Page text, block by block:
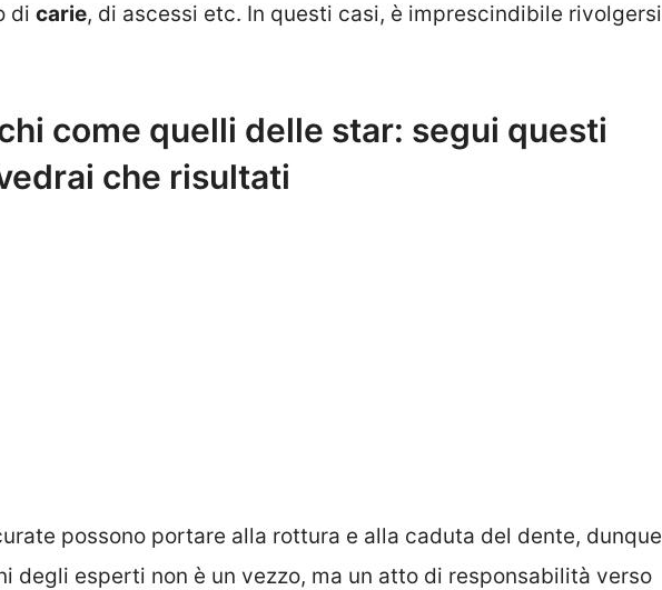
di carie, di ascessi etc. In questi casi, è imprescindibile rivolgersi
come quelli delle star: segui questi
che risultati
possono portare alla rottura e alla caduta del dente, dunque
degli esperti non è un vezzo, ma un atto di responsabilità verso